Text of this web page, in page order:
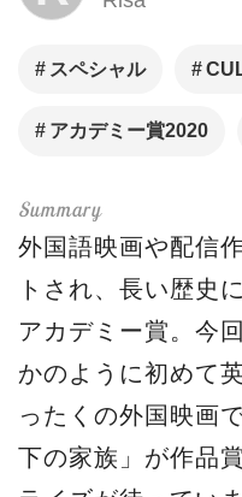
スペシャル
アカデミー賞2020
外国語映画や配信
トされ、長い歴史
アカデミー賞。今
かのように初めて
ったくの外国映画
下の家族」が作品